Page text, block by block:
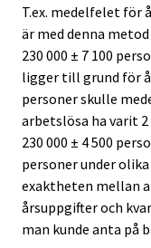
T.ex. medelfelet för
är med denna
230 000 ± 7 100
ligger till grund för
personer skulle
arbetslösa ha varit
230 000 ± 4 500
personer under
exaktheten mellan
årsuppgifter och
man kunde anta på